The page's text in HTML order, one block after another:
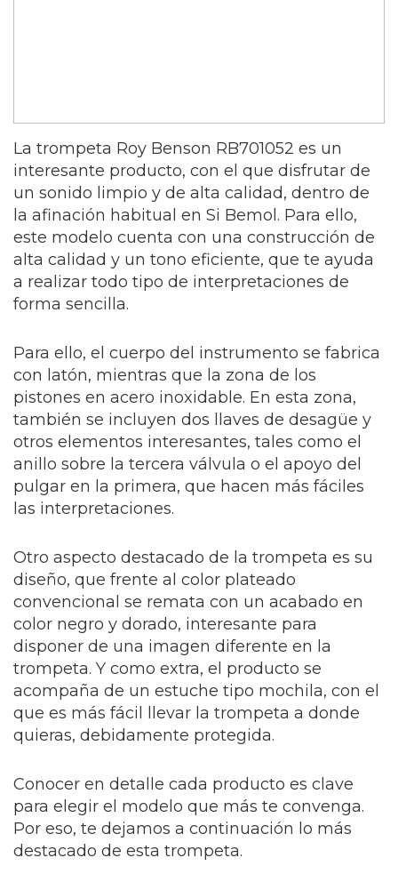
La trompeta Roy Benson RB701052 es un
interesante producto, con el que disfrutar de
un sonido limpio y de alta calidad, dentro de
la afinación habitual en Si Bemol. Para ello,
este modelo cuenta con una construcción de
alta calidad y un tono eficiente, que te ayuda
a realizar todo tipo de interpretaciones de
forma sencilla.
Para ello, el cuerpo del instrumento se fabrica
con latón, mientras que la zona de los
pistones en acero inoxidable. En esta zona,
también se incluyen dos llaves de desagüe y
otros elementos interesantes, tales como el
anillo sobre la tercera válvula o el apoyo del
pulgar en la primera, que hacen más fáciles
las interpretaciones.
Otro aspecto destacado de la trompeta es su
diseño, que frente al color plateado
convencional se remata con un acabado en
color negro y dorado, interesante para
disponer de una imagen diferente en la
trompeta. Y como extra, el producto se
acompaña de un estuche tipo mochila, con el
que es más fácil llevar la trompeta a donde
quieras, debidamente protegida.
Conocer en detalle cada producto es clave
para elegir el modelo que más te convenga.
Por eso, te dejamos a continuación lo más
destacado de esta trompeta.